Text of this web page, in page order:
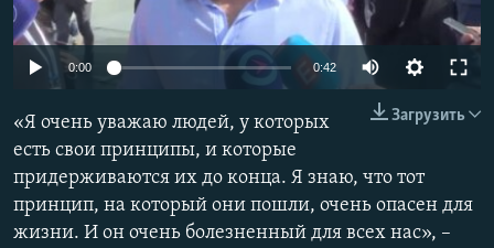
КРЫМ.НЕПОКОРЕННЫЙ
ELIFBE
УКРАИНСКАЯ ПРОБЛЕМА КРЫМА
Все сайты RFE/RL
0:00 0:42
Загрузить
«Я очень уважаю людей, у которых
есть свои принципы, и которые
придерживаются их до конца. Я знаю, что тот
принцип, на который они пошли, очень опасен для
жизни. И он очень болезненный для всех нас», –